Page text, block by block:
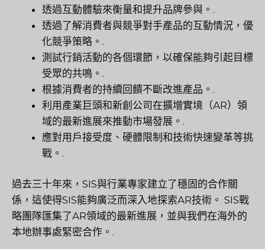
透過互動體驗來衡量和提升品牌參與。.
透過了解消費者與競爭對手產品的互動情況，優
化競爭策略。.
測試行銷活動的各個環節，以確保能夠引起目標
受眾的共鳴。.
根據消費者的持續回饋不斷改進產品。.
利用產業巨頭和新創公司在擴增實境（AR）領
域的最新進展來推動市場發展。.
應對用戶接受度、硬體限制和技術快速變革等挑
戰。.
過去三十年來，SIS與行業專家建立了穩固的合作關
係，這使得SIS能夠廣泛而深入地探索AR技術。 SIS戰
略團隊匯集了AR領域的最新進展，並與我們在海外的
本地辦事處緊密合作。.